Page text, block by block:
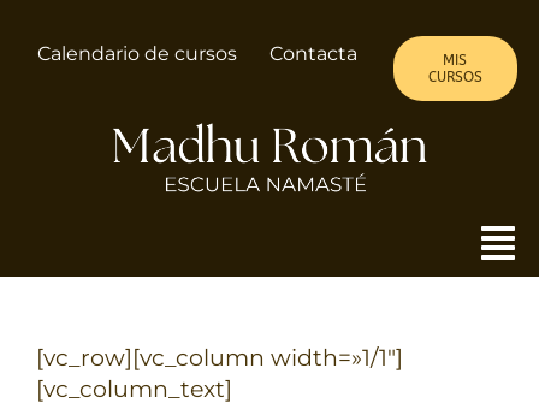
Calendario de cursos Contacta
MIS
CURSOS
ALMA DE MUJER
[vc_row][vc_column width=»1/1″]
[vc_column_text]